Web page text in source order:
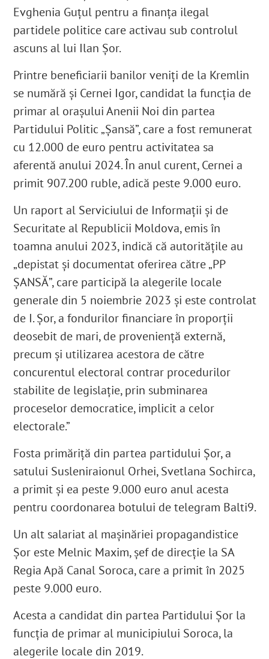
Evghenia Guțul pentru a finanța ilegal
partidele politice care activau sub controlul
ascuns al lui Ilan Șor.
Printre beneficiarii banilor veniți de la Kremlin
se numără și Cernei Igor, candidat la funcția de
primar al orașului Anenii Noi din partea
Partidului Politic „Șansă”, care a fost remunerat
cu 12.000 de euro pentru activitatea sa
aferentă anului 2024. În anul curent, Cernei a
primit 907.200 ruble, adică peste 9.000 euro.
Un raport al Serviciului de Informații și de
Securitate al Republicii Moldova, emis în
toamna anului 2023, indică că autoritățile au
„depistat și documentat oferirea către „PP
ȘANSĂ”, care participă la alegerile locale
generale din 5 noiembrie 2023 și este controlat
de I. Șor, a fondurilor financiare în proporții
deosebit de mari, de proveniență externă,
precum și utilizarea acestora de către
concurentul electoral contrar procedurilor
stabilite de legislație, prin subminarea
proceselor democratice, implicit a celor
electorale.”
Fosta primăriță din partea partidului Șor, a
satului Susleniraionul Orhei,Svetlana Sochirca,
a primit și ea peste 9.000 euro anul acesta
pentru coordonarea botului de telegram Balti9.
Un alt salariat al mașinăriei propagandistice
Șor este Melnic Maxim, șef de direcție la SA
Regia Apă Canal Soroca, care a primit în 2025
peste 9.000 euro.
Acesta a candidat din partea Partidului Șor la
funcția de primar al municipiului Soroca, la
alegerile locale din 2019.